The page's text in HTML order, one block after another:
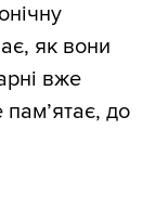
як вони
вже
до